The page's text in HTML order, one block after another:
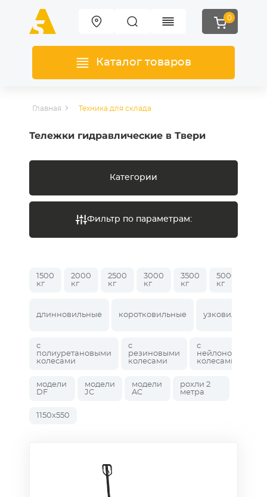
0
Каталог товаров
Главная Техника для склада
Тележки гидравлические в Твери
Категории
Фильтр по параметрам:
1500
кг
2000
кг
2500
кг
3000
кг
3500
кг
5000
кг
длинновильные коротковильные узковильные
с
полиуретановыми
колесами
с
резиновыми
колесами
с
нейлоновыми
колесами
модели
DF
модели
JC
модели
AC
рохли 2
метра
1150x550